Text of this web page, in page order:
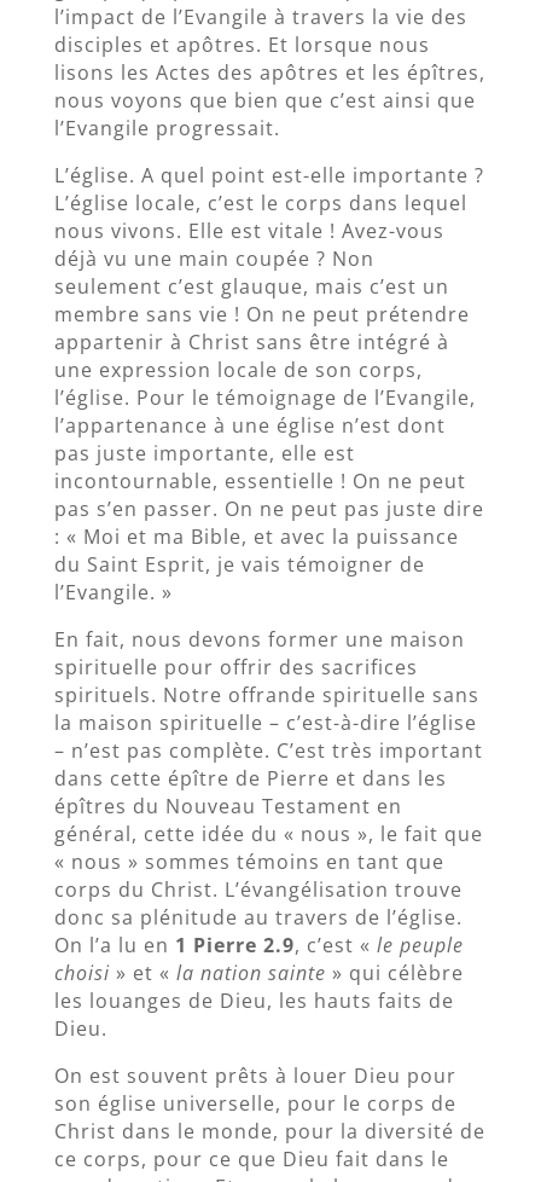
l’impact de l’Evangile à travers la vie des
disciples et apôtres. Et lorsque nous
lisons les Actes des apôtres et les épîtres,
nous voyons que bien que c’est ainsi que
l’Evangile progressait.
L’église. A quel point est-elle importante ?
L’église locale, c’est le corps dans lequel
nous vivons. Elle est vitale ! Avez-vous
déjà vu une main coupée ? Non
seulement c’est glauque, mais c’est un
membre sans vie ! On ne peut prétendre
appartenir à Christ sans être intégré à
une expression locale de son corps,
l’église. Pour le témoignage de l’Evangile,
l’appartenance à une église n’est dont
pas juste importante, elle est
incontournable, essentielle ! On ne peut
pas s’en passer. On ne peut pas juste dire
: « Moi et ma Bible, et avec la puissance
du Saint Esprit, je vais témoigner de
l’Evangile. »
En fait, nous devons former une maison
spirituelle pour offrir des sacrifices
spirituels. Notre offrande spirituelle sans
la maison spirituelle – c’est-à-dire l’église
– n’est pas complète. C’est très important
dans cette épître de Pierre et dans les
épîtres du Nouveau Testament en
général, cette idée du « nous », le fait que
« nous » sommes témoins en tant que
corps du Christ. L’évangélisation trouve
donc sa plénitude au travers de l’église.
On l’a lu en 1 Pierre 2.9, c’est « le peuple
choisi » et « la nation sainte » qui célèbre
les louanges de Dieu, les hauts faits de
Dieu.
On est souvent prêts à louer Dieu pour
son église universelle, pour le corps de
Christ dans le monde, pour la diversité de
ce corps, pour ce que Dieu fait dans le